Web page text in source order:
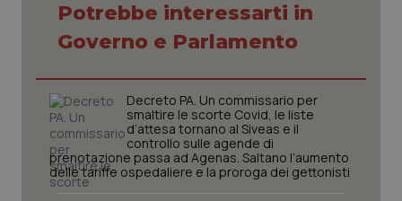
Sardegna
Toscana
Umbria
Malattia di Crohn & Rettocolite Ulcerosa
Obesità
Oftalmologia
Potrebbe interessarti in
Governo e Parlamento
Decreto PA. Un commissario per
smaltire le scorte Covid, le liste
d’attesa tornano al Siveas e il
controllo sulle agende di
prenotazione passa ad Agenas. Saltano l’aumento
delle tariffe ospedaliere e la proroga dei gettonisti